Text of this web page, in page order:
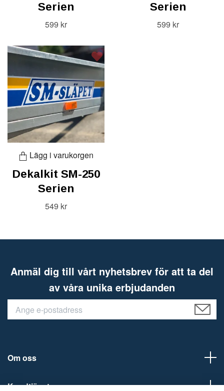
Serien
599 kr
Serien
599 kr
Lägg i varukorgen
Dekalkit SM-250
Serien
549 kr
Anmäl dig till vårt nyhetsbrev för att ta del
av våra unika erbjudanden
Om oss
Kundtjänst